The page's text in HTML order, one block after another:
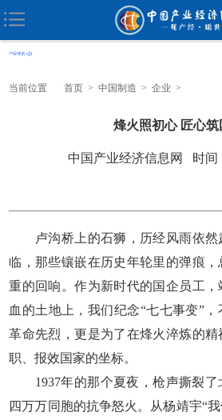
当前位置 首页 > 中国制造 > 企业 >
烽火照初心 匠心筑
中国产业经济信息网 时间
卢沟桥上的石狮，历经风雨依然
临，那些镶嵌在历史年轮里的弹痕
重的回响。作为新时代的国企员工
血的土地上，我们纪念“七七事变”
革命先烈，更是为了在烽火淬炼的
职、报效国家的坐标。
1937年的那个夏夜，枪声撕裂了
四万万同胞的抗争怒火。从杨靖宇“